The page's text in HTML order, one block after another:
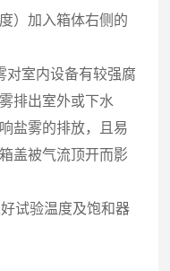
）加入箱体右侧的
对室内设备有较强腐
排出室外或下水
盐雾的排放，且易
盖被气流顶开而影
试验温度及饱和器